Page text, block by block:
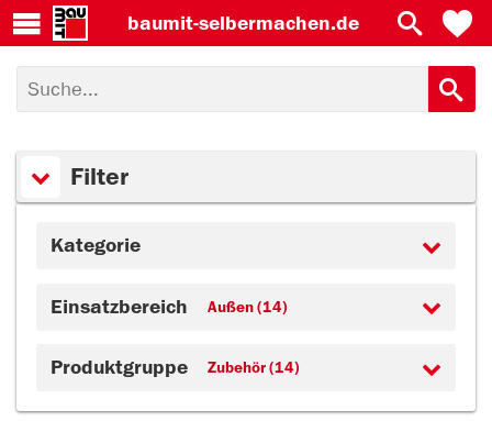
baumit-selbermachen.de
Filter
Kategorie
Einsatzbereich Außen (14)
Produktgruppe Zubehör (14)